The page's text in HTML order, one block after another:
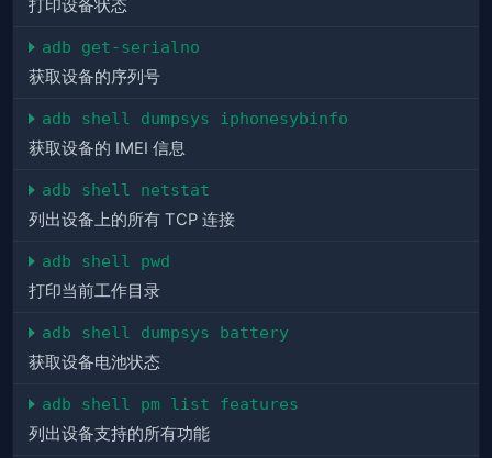
打印设备状态
adb get-serialno
获取设备的序列号
adb shell dumpsys iphonesybinfo
获取设备的 IMEI 信息
adb shell netstat
列出设备上的所有 TCP 连接
adb shell pwd
打印当前工作目录
adb shell dumpsys battery
获取设备电池状态
adb shell pm list features
列出设备支持的所有功能